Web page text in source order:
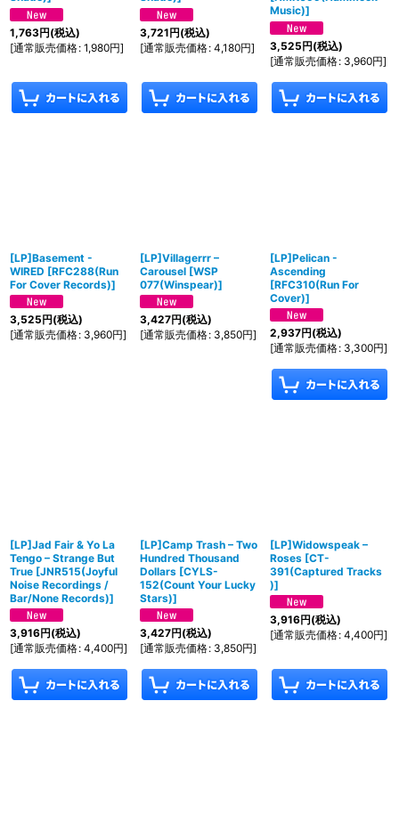
1,763円(税込)
[通常販売価格: 1,980円]
3,721円(税込)
[通常販売価格: 4,180円]
Music)]
3,525円(税込)
[通常販売価格: 3,960円]
[LP]Basement -
WIRED [RFC288(Run
For Cover Records)]
3,525円(税込)
[通常販売価格: 3,960円]
[LP]Villagerrr –
Carousel [WSP
077(Winspear)]
3,427円(税込)
[通常販売価格: 3,850円]
[LP]Pelican -
Ascending
[RFC310(Run For
Cover)]
2,937円(税込)
[通常販売価格: 3,300円]
[LP]Jad Fair & Yo La
Tengo – Strange But
True [JNR515(Joyful
Noise Recordings /
Bar/None Records)]
3,916円(税込)
[通常販売価格: 4,400円]
[LP]Camp Trash – Two
Hundred Thousand
Dollars [CYLS-
152(Count Your Lucky
Stars)]
3,427円(税込)
[通常販売価格: 3,850円]
[LP]Widowspeak ‎–
Roses [CT-
391(Captured Tracks
)]
3,916円(税込)
[通常販売価格: 4,400円]